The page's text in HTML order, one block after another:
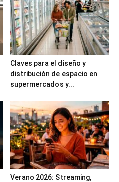
Claves para el diseño y
distribución de espacio en
supermercados y...
Verano 2026: Streaming,